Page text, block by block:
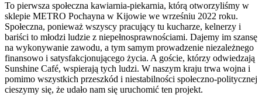
To pierwsza społeczna kawiarnia-piekarnia, którą otworzyliśmy w
sklepie METRO Pochayna w Kijowie we wrześniu 2022 roku.
Społeczna, ponieważ wszyscy pracujący tu kucharze, kelnerzy i
bariści to młodzi ludzie z niepełnosprawnościami. Dajemy im szansę
na wykonywanie zawodu, a tym samym prowadzenie niezależnego
finansowo i satysfakcjonującego życia. A goście, którzy odwiedzają
Sunshine Café, wspierają tych ludzi. W naszym kraju trwa wojna i
pomimo wszystkich przeszkód i niestabilności społeczno-politycznej
cieszymy się, że udało nam się uruchomić ten projekt.